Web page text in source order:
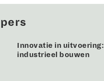
Innovatie in uitvoering:
industrieel bouwen